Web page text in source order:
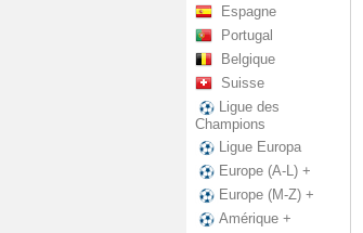
Espagne
Portugal
Belgique
Suisse
Ligue des
Champions
Ligue Europa
Europe (A-L) +
Europe (M-Z) +
Amérique +